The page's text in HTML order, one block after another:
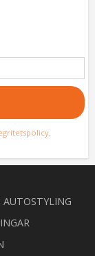
AUTOSTYLING